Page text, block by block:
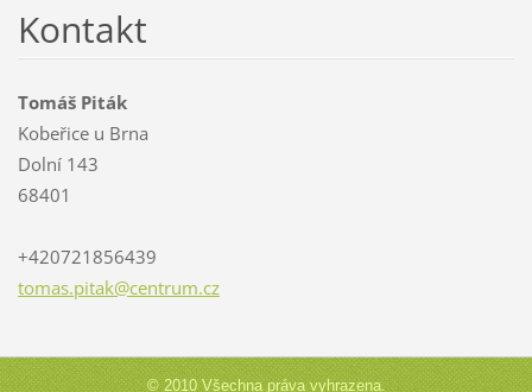
Kontakt
Tomáš Piták
Kobeřice u Brna
Dolní 143
68401
+420721856439
tomas.pitak@centrum.cz
© 2010 Všechna práva vyhrazena.